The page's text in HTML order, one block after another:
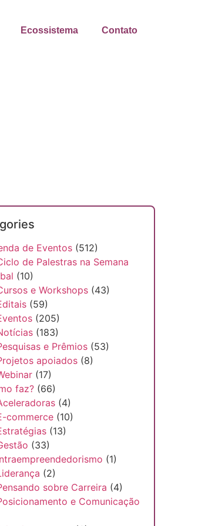
Ecossistema Contato
de Eventos (512)
de Palestras na Semana
(10)
e Workshops (43)
(59)
(205)
(183)
e Prêmios (53)
apoiados (8)
(17)
faz? (66)
(4)
commerce (10)
(13)
(33)
(1)
(2)
sobre Carreira (4)
e Comunicação